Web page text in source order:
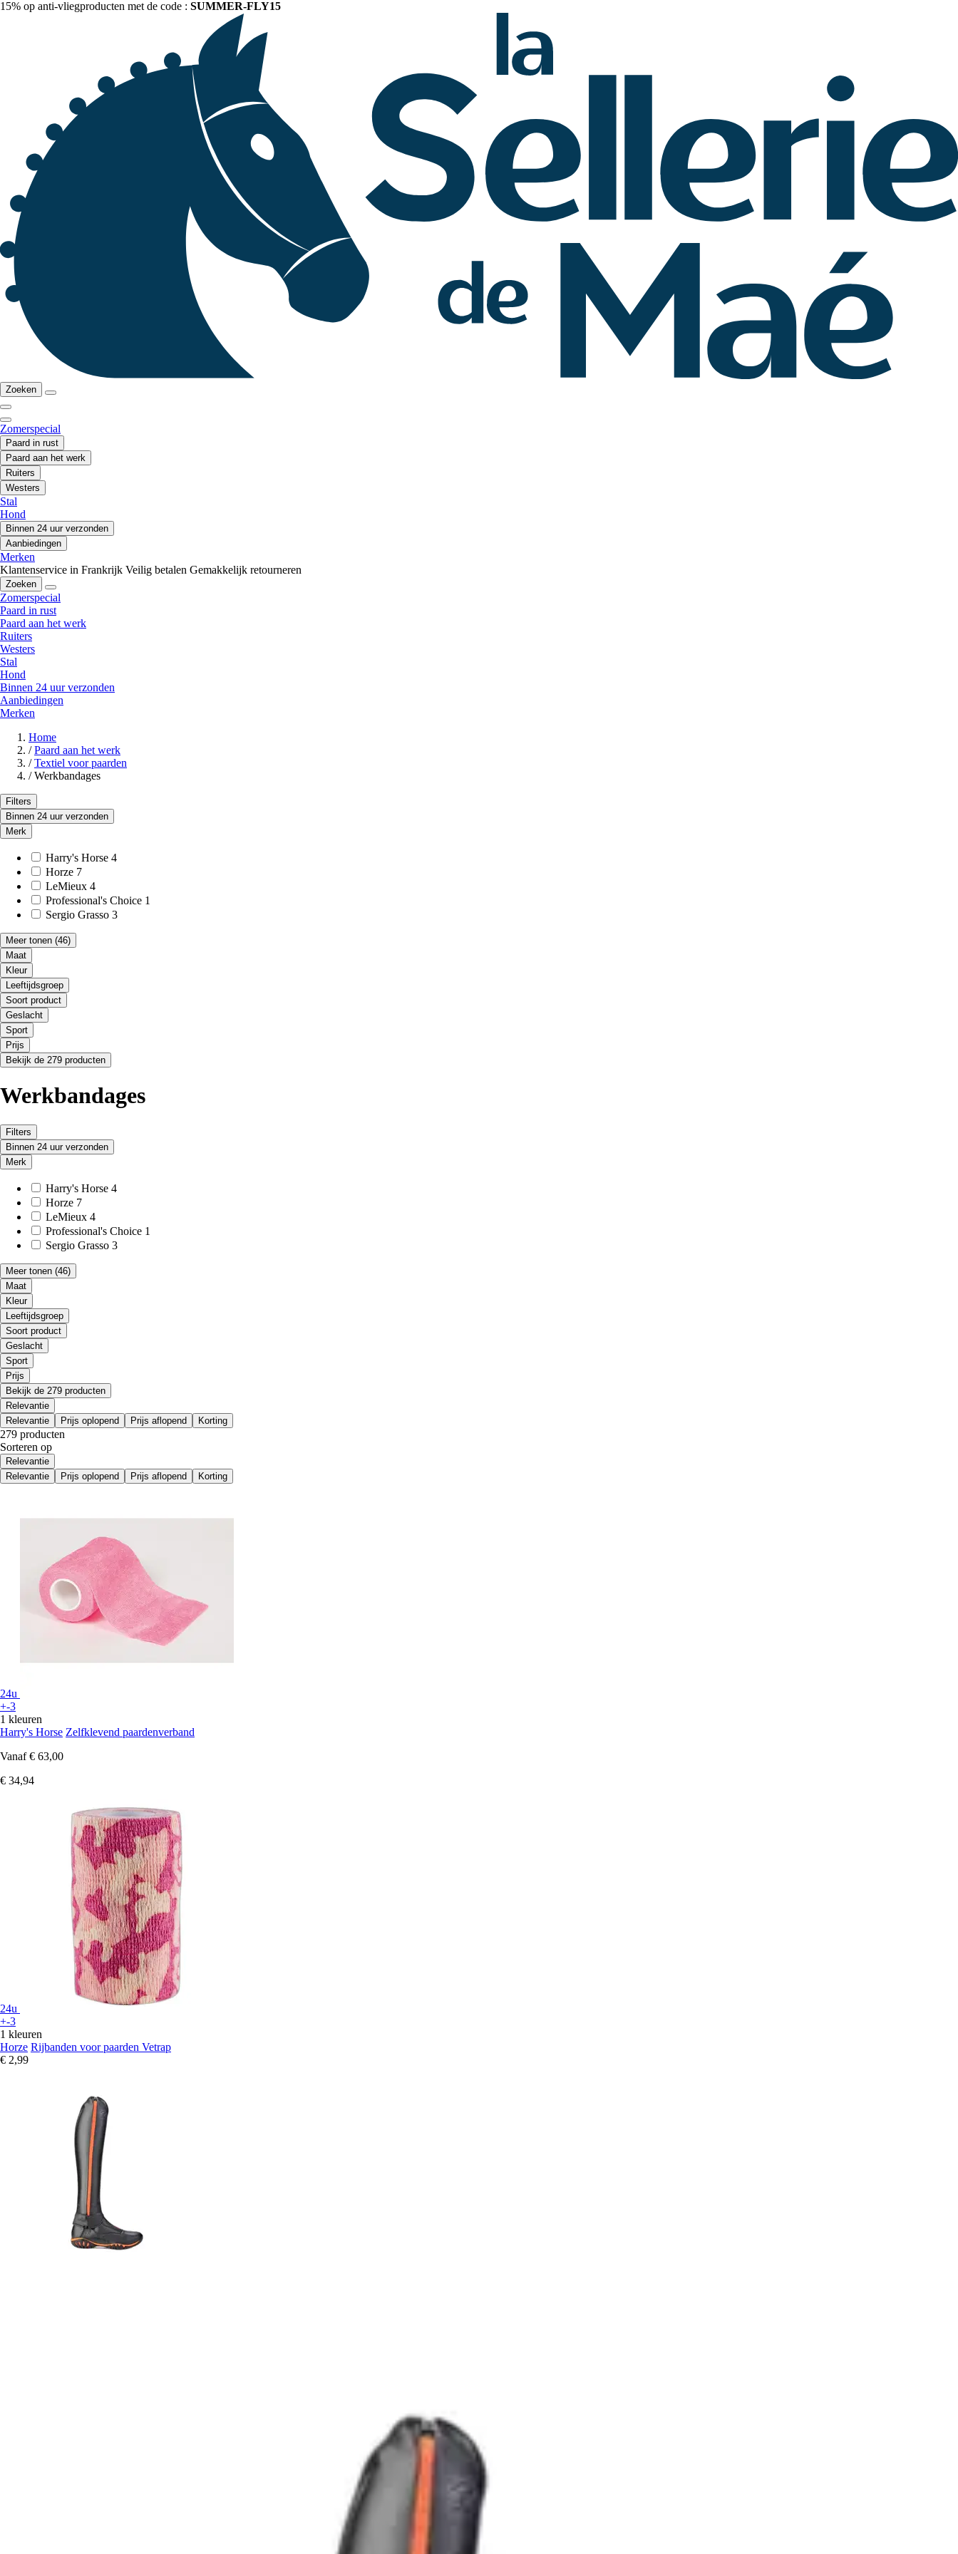
15% op anti-vliegproducten met de code : SUMMER-FLY15
Zoeken
Zomerspecial
Paard in rust
Paard aan het werk
Ruiters
Westers
Stal
Hond
Binnen 24 uur verzonden
Aanbiedingen
Merken
Klantenservice in Frankrijk Veilig betalen Gemakkelijk retourneren
Zoeken
Zomerspecial
Paard in rust
Paard aan het werk
Ruiters
Westers
Stal
Hond
Binnen 24 uur verzonden
Aanbiedingen
Merken
Home
/ Paard aan het werk
/ Textiel voor paarden
/ Werkbandages
Filters
Binnen 24 uur verzonden
Merk
Harry's Horse 4
Horze 7
LeMieux 4
Professional's Choice 1
Sergio Grasso 3
Meer tonen (46)
Maat
Kleur
Leeftijdsgroep
Soort product
Geslacht
Sport
Prijs
Bekijk de 279 producten
Werkbandages
Filters
Binnen 24 uur verzonden
Merk
Harry's Horse 4
Horze 7
LeMieux 4
Professional's Choice 1
Sergio Grasso 3
Meer tonen (46)
Maat
Kleur
Leeftijdsgroep
Soort product
Geslacht
Sport
Prijs
Bekijk de 279 producten
Relevantie
Relevantie
Prijs oplopend Prijs aflopend Korting
279 producten
Sorteren op
Relevantie
Relevantie
Prijs oplopend Prijs aflopend Korting
24u
+-3
1 kleuren
Harry's Horse Zelfklevend paardenverband
Vanaf € 63,00
€ 34,94
24u
+-3
1 kleuren
Horze Rijbanden voor paarden Vetrap
€ 2,99